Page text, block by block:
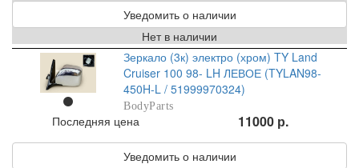
Уведомить о наличии
Нет в наличии
Зеркало (3к) электро (хром) TY Land
Cruiser 100 98- LH ЛЕВОЕ (TYLAN98-
450H-L / 51999970324)
BodyParts
Последняя цена 11000 р.
Уведомить о наличии